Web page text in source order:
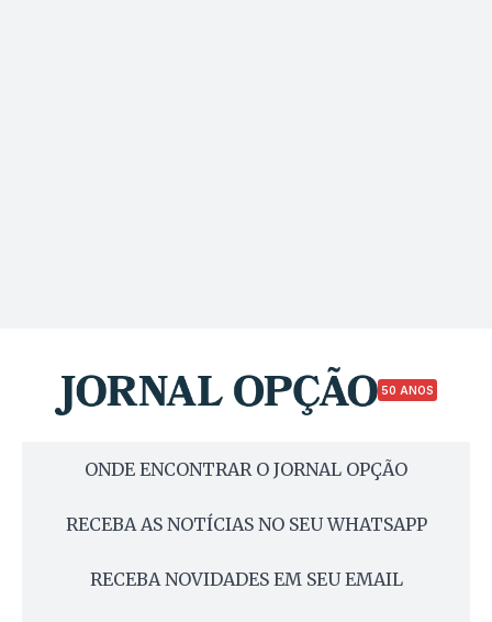
50 ANOS
ONDE ENCONTRAR O JORNAL OPÇÃO
RECEBA AS NOTÍCIAS NO SEU WHATSAPP
RECEBA NOVIDADES EM SEU EMAIL